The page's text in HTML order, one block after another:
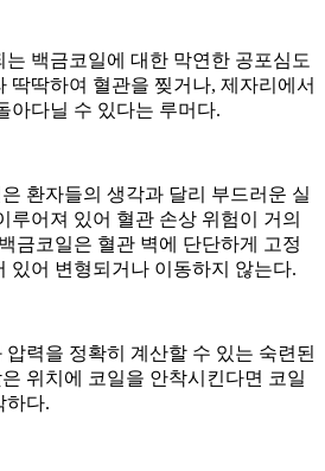
백금코일에 대한 막연한 공포심도
딱딱하여 혈관을 찢거나, 제자리에서
아다닐 수 있다는 루머다.
환자들의 생각과 달리 부드러운 실
루어져 있어 혈관 손상 위험이 거의
금코일은 혈관 벽에 단단하게 고정
있어 변형되거나 이동하지 않는다.
력을 정확히 계산할 수 있는 숙련된
위치에 코일을 안착시킨다면 코일
하다.